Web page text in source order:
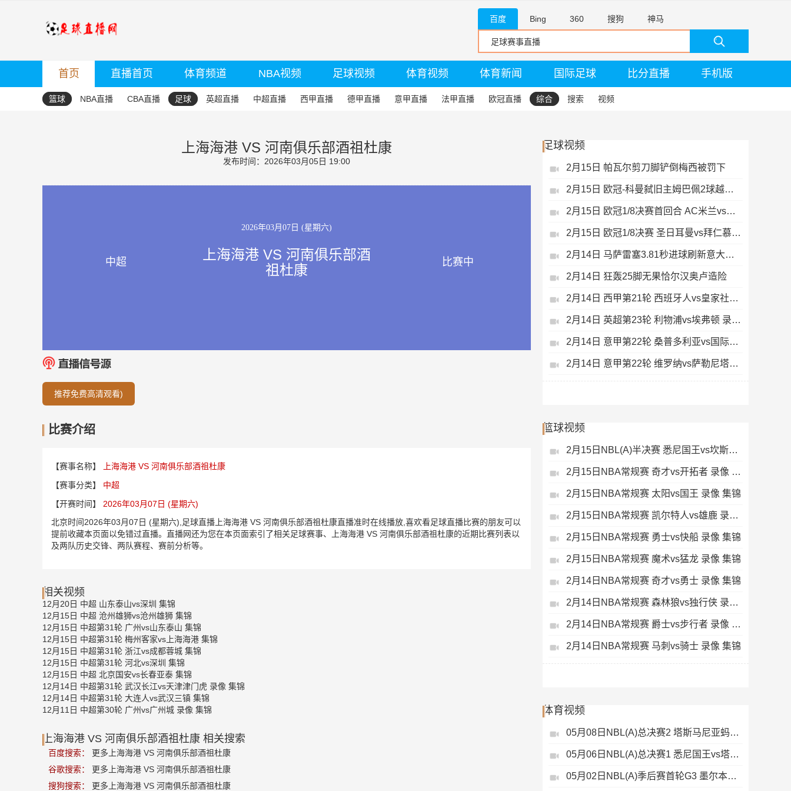
百度 Bing 360 搜狗 神马
首页 直播首页 体育频道 NBA视频 足球视频 体育视频 体育新闻 国际足球 比分直播 手机版
篮球 NBA直播 CBA直播 足球 英超直播 中超直播 西甲直播 德甲直播 意甲直播 法甲直播 欧冠直播 综合 搜索 视频
上海海港 VS 河南俱乐部酒祖杜康
发布时间：2026年03月05日 19:00
2026年03月07日 (星期六)
中超
上海海港 VS 河南俱乐部酒
祖杜康
比赛中
推荐免费高清观看)
比赛介绍
【赛事名称】
上海海港 VS 河南俱乐部酒祖杜康
【赛事分类】
中超
【开赛时间】
2026年03月07日 (星期六)
北京时间2026年03月07日 (星期六),足球直播上海海港 VS 河南俱乐部酒祖杜康直播准时在线播放,喜欢看足球直播比赛的朋友可以
提前收藏本页面以免错过直播。直播网还为您在本页面索引了相关足球赛事、上海海港 VS 河南俱乐部酒祖杜康的近期比赛列表以
及两队历史交锋、两队赛程、赛前分析等。
相关视频
12月20日 中超 山东泰山vs深圳 集锦
12月15日 中超 沧州雄狮vs沧州雄狮 集锦
12月15日 中超第31轮 广州vs山东泰山 集锦
12月15日 中超第31轮 梅州客家vs上海海港 集锦
12月15日 中超第31轮 浙江vs成都蓉城 集锦
12月15日 中超第31轮 河北vs深圳 集锦
12月15日 中超 北京国安vs长春亚泰 集锦
12月14日 中超第31轮 武汉长江vs天津津门虎 录像 集锦
12月14日 中超第31轮 大连人vs武汉三镇 集锦
12月11日 中超第30轮 广州vs广州城 录像 集锦
上海海港 VS 河南俱乐部酒祖杜康 相关搜索
百度搜索：
更多上海海港 VS 河南俱乐部酒祖杜康
谷歌搜索：
更多上海海港 VS 河南俱乐部酒祖杜康
搜狗搜索：
更多上海海港 VS 河南俱乐部酒祖杜康
足球视频
2月15日 帕瓦尔剪刀脚铲倒梅西被罚下
2月15日 欧冠-科曼弑旧主姆巴佩2球越位无效
2月15日 欧冠1/8决赛首回合 AC米兰vs热刺 录像 集锦
2月15日 欧冠1/8决赛 圣日耳曼vs拜仁慕尼黑 录像 集锦
2月14日 马萨雷塞3.81秒进球刷新意大利历史
2月14日 狂轰25脚无果恰尔汉奥卢造险
2月14日 西甲第21轮 西班牙人vs皇家社会 录像 集锦
2月14日 英超第23轮 利物浦vs埃弗顿 录像 集锦
2月14日 意甲第22轮 桑普多利亚vs国际米兰 录像 集锦
2月14日 意甲第22轮 维罗纳vs萨勒尼塔纳 录像 集锦
篮球视频
2月15日NBL(A)半决赛 悉尼国王vs坎斯大班 录像 集锦
2月15日NBA常规赛 奇才vs开拓者 录像 集锦
2月15日NBA常规赛 太阳vs国王 录像 集锦
2月15日NBA常规赛 凯尔特人vs雄鹿 录像 集锦
2月15日NBA常规赛 勇士vs快船 录像 集锦
2月15日NBA常规赛 魔术vs猛龙 录像 集锦
2月14日NBA常规赛 奇才vs勇士 录像 集锦
2月14日NBA常规赛 森林狼vs独行侠 录像 集锦
2月14日NBA常规赛 爵士vs步行者 录像 集锦
2月14日NBA常规赛 马刺vs骑士 录像 集锦
体育视频
05月08日NBL(A)总决赛2 塔斯马尼亚蚂蚁vs悉尼国王 录像
05月06日NBL(A)总决赛1 悉尼国王vs塔斯马尼亚蚂蚁 全场录像
05月02日NBL(A)季后赛首轮G3 墨尔本联 - 塔斯马尼亚蚂蚁 录像集锦